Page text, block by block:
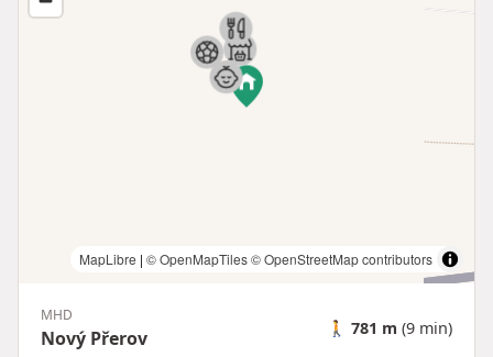
MapLibre | © OpenMapTiles© OpenStreetMap contributors
MHD
Nový Přerov 🚶 781 m (9 min)